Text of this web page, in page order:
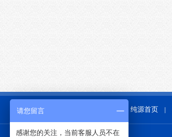
纯源首页
请您留言
感谢您的关注，当前客服人员不在